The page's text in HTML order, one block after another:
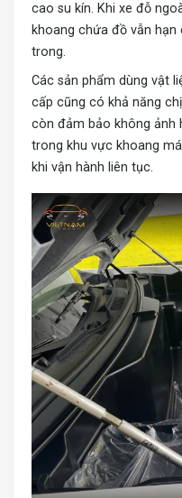
cao su kín. Khi xe đỗ
khoang chứa đồ vẫn
trong.
Các sản phẩm dùng vật
cấp cũng có khả năng
còn đảm bảo không ảnh
trong khu vực khoang
khi vận hành liên tục.